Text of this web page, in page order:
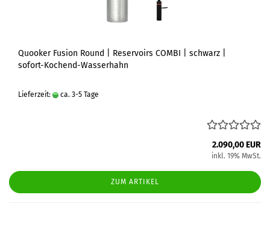
Quooker Fusion Round | Reservoirs COMBI | schwarz |
sofort-Kochend-Wasserhahn
Lieferzeit: ca. 3-5 Tage
2.090,00 EUR
inkl. 19% MwSt.
ZUM ARTIKEL